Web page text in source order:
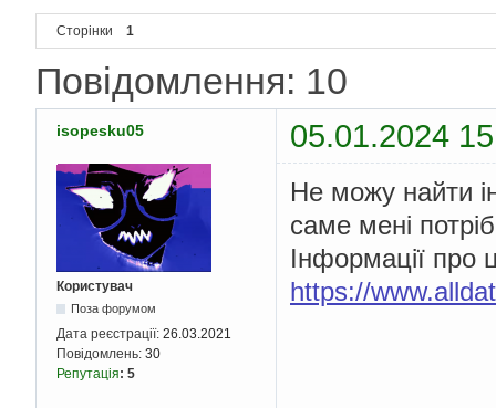
Сторінки 1
Повідомлення: 10
isopesku05 05.01.2024
Користувач
Поза форумом
Дата реєстрації: 26.03.2021
Повідомлень: 30
Репутація: 5
Не можу найти
саме мені
Інформації
https://